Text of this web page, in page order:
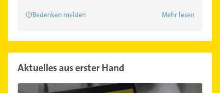
Bedenken melden Mehr lesen
Aktuelles aus erster Hand